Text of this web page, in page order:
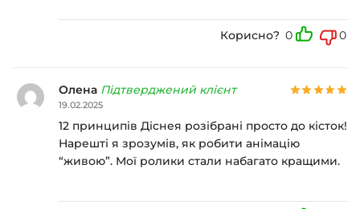
Корисно? 0 0
Олена Підтверджений клієнт
19.02.2025
12 принципів Діснея розібрані просто до кісток!
Нарешті я зрозумів, як робити анімацію
“живою”. Мої ролики стали набагато кращими.